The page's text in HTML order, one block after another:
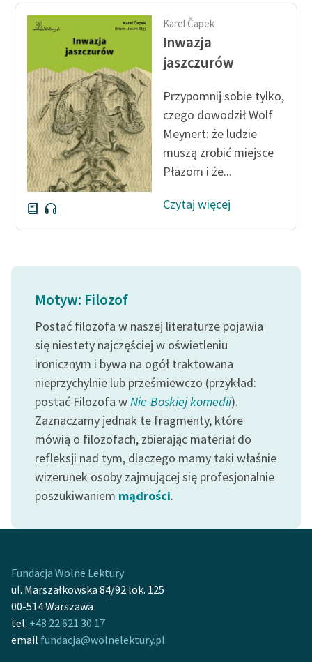
feministycznej
Ręce pełne poezji
Kolekcje edukacyjne
twórców przechodzących
do domeny publicznej,
lektur szkolnych oraz
Starego Testamentu
Odkurzamy bohaterów
Szkoła Poezji Wolnych
Lektur
Kontakt
O projekcie
Zespół
Zasady wykorzystania
Wolnych Lektur
Logotypy
Materiały promocyjne
Polityka prywatności
Regulamin biblioteki
Regulamin darowizn
Informacja o treściach
wrażliwych
Karel Čapek
Inwazja
jaszczurów
Przypomnij sobie tylko,
czego dowodził Wolf
Meynert: że ludzie
muszą zrobić miejsce
Płazom i że...
Czytaj więcej
Motyw: Filozof
Postać filozofa w naszej literaturze pojawia
się niestety najczęściej w oświetleniu
ironicznym i bywa na ogół traktowana
nieprzychylnie lub prześmiewczo (przykład:
postać Filozofa wNie-Boskiej komedii).
Zaznaczamy jednak te fragmenty, które
mówią o filozofach, zbierając materiał do
refleksji nad tym, dlaczego mamy taki właśnie
wizerunek osoby zajmującej się profesjonalnie
poszukiwaniem mądrości.
Fundacja Wolne Lektury
ul. Marszałkowska 84/92 lok. 125
00-514 Warszawa
tel. +48 22 621 30 17
email fundacja@wolnelektury.pl